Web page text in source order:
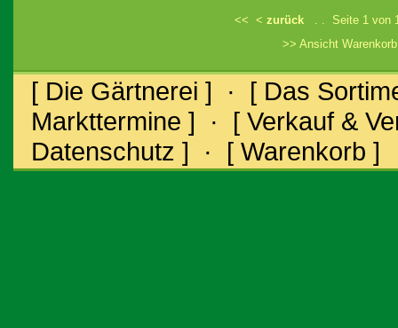
<< < zurück . . Seite 1
>> Ansicht
[ Die Gärtnerei ] · [ Das
Markttermine ] · [ Verkauf &
Datenschutz ] · [ Warenkorb ]